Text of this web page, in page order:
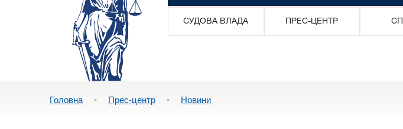
СУДОВА ВЛАДА ПРЕС-ЦЕНТР
Головна • Прес-центр • Новини